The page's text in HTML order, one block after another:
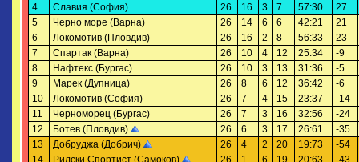
4
Славия (София) 26 16 3 7 57:30
27
5
Черно море (Варна) 26 14 6 6 42:21
21
6
Локомотив (Пловдив) 26 16 2 8 56:33
23
7
Спартак (Варна) 26 10 4 12 25:34
-9
8
Нафтекс (Бургас) 26 10 3 13 31:36
-5
9
Марек (Дупница) 26 8 6 12 36:42
-6
10
Локомотив (София) 26 7 4 15 23:37
-14
11
Черноморец (Бургас) 26 7 3 16 32:56
-24
12
Ботев (Пловдив) 26 6 3 17 26:61
-35
13
Добруджа (Добрич) 26 4 2 20 19:73
-54
14
Рилски Спортист (Самоков) 26 1 6 19 20:63 -43